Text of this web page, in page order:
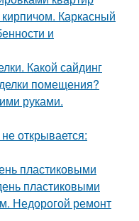
Каркасный
и
Какой сайдинг
помещения?
руками.
открывается:
пластиковыми
пластиковыми
Недорогой ремонт